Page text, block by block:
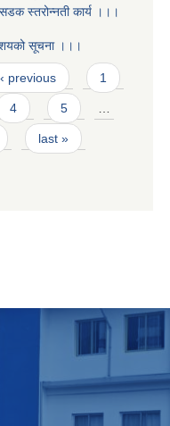
स्तरोन्नती कार्य ।।।
सूचना ।।।
‹ previous 1
4 5
last »